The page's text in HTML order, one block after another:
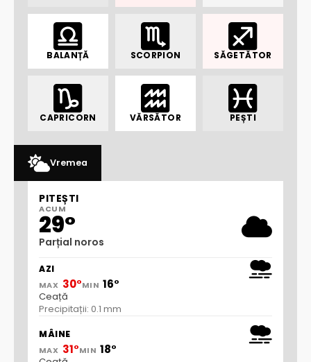
BALANȚĂ SCORPION SĂGETĂTOR
CAPRICORN VĂRSĂTOR PEȘTI
Vremea
PITEȘTI
ACUM
29°
Parțial noros
AZI
MAX 30°MIN 16°
Ceață
Precipitații: 0.1 mm
MÂINE
MAX 31°MIN 18°